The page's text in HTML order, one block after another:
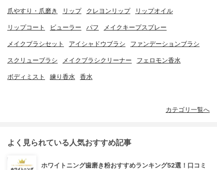
爪やすり・爪磨き リップ クレヨンリップ リップオイル
リップコート ビューラー パフ メイクキープスプレー
メイクブラシセット アイシャドウブラシ ファンデーションブラシ
スクリューブラシ メイクブラシクリーナー フェロモン香水
ボディミスト 練り香水 香水
カテゴリ一覧へ
よく見られている人気おすすめ記事
ホワイトニング歯磨き粉おすすめランキング52選！口コミ